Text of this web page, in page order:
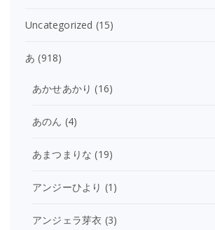
Uncategorized (15)
あ (918)
あかせあかり (16)
あのん (4)
あまつまりな (19)
アンジーひより (1)
アンジェラ芽衣 (3)